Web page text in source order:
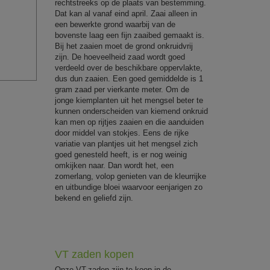
rechtstreeks op de plaats van bestemming.
Dat kan al vanaf eind april. Zaai alleen in
een bewerkte grond waarbij van de
bovenste laag een fijn zaaibed gemaakt is.
Bij het zaaien moet de grond onkruidvrij
zijn. De hoeveelheid zaad wordt goed
verdeeld over de beschikbare oppervlakte,
dus dun zaaien. Een goed gemiddelde is 1
gram zaad per vierkante meter. Om de
jonge kiemplanten uit het mengsel beter te
kunnen onderscheiden van kiemend onkruid
kan men op rijtjes zaaien en die aanduiden
door middel van stokjes. Eens de rijke
variatie van plantjes uit het mengsel zich
goed genesteld heeft, is er nog weinig
omkijken naar. Dan wordt het, een
zomerlang, volop genieten van de kleurrijke
en uitbundige bloei waarvoor eenjarigen zo
bekend en geliefd zijn.
VT zaden kopen